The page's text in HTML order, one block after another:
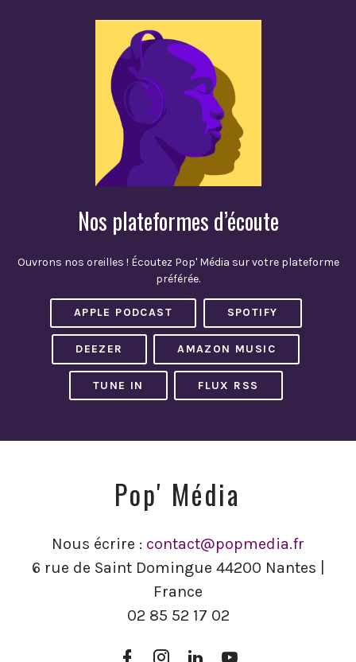
Nos plateformes d’écoute
Ouvrons nos oreilles ! Écoutez Pop' Média sur votre plateforme
préférée.
APPLE PODCAST SPOTIFY
DEEZER AMAZON MUSIC
TUNE IN FLUX RSS
Pop' Média
Nous écrire : contact@popmedia.fr
6 rue de Saint Domingue 44200 Nantes |
France
02 85 52 17 02
FacebookInstagramLinkedIn